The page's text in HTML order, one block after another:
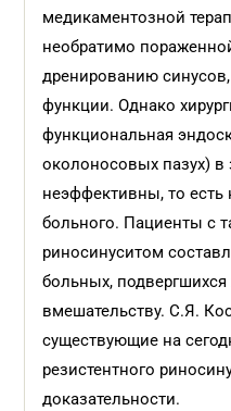
медикаментозной
необратимо
дренированию
функции. Однако
функциональная
околоносовых пазух) в
неэффективны, то
больного. Пациенты с
риносинуситом
больных, подвергшихся
вмешательству. С.Я.
существующие на
резистентного
доказательности.